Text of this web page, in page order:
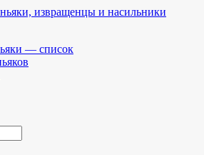
извращенцы и насильники
— список